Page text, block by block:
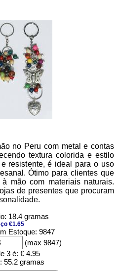
no Peru com metal e contas
textura colorida e estilo
resistente, é ideal para o uso
Ótimo para clientes que
mão com materiais naturais.
de presentes que procuram
18.4 gramas
€1.65
Estoque: 9847
(max 9847)
3 é: € 4.95
55.2 gramas